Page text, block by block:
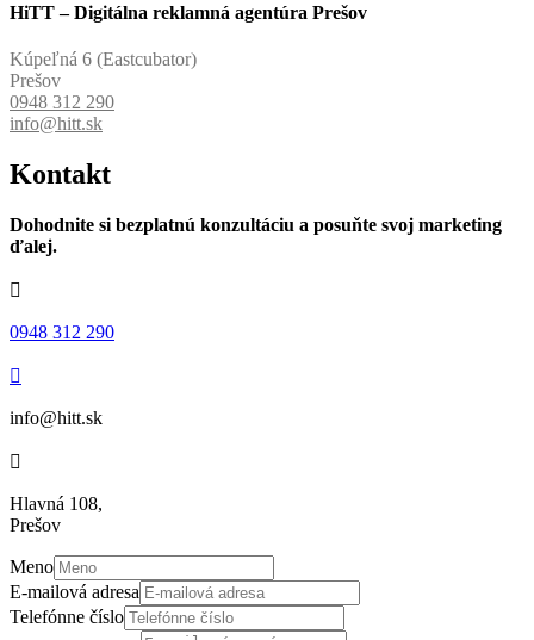
HiTT – Digitálna reklamná agentúra Prešov
Kúpeľná 6 (Eastcubator)
Prešov
0948 312 290
info@hitt.sk
Kontakt
Dohodnite si bezplatnú konzultáciu a posuňte svoj marketing
ďalej.

0948 312 290

info@hitt.sk

Hlavná 108,
Prešov
Meno
E-mailová adresa
Telefónne číslo